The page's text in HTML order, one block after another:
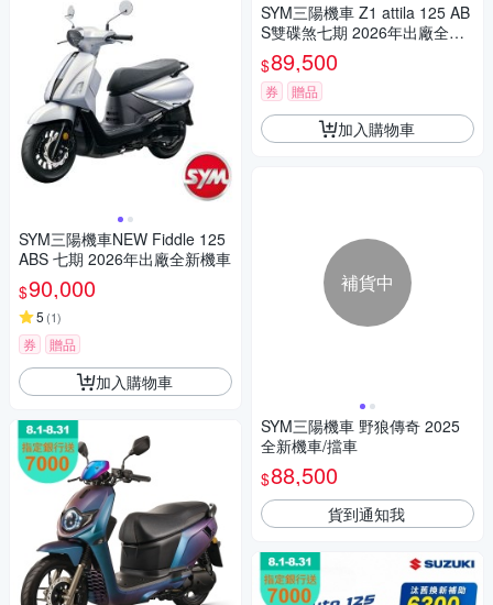
SYM三陽機車NEW Fiddle 125
ABS 七期 2026年出廠全新機車
$90,000
5 (1)
券 贈品
加入購物車
SYM三陽機車 Z1 attila 125 AB
S雙碟煞七期 2026年出廠全新
機車
$89,500
券 贈品
加入購物車
補貨中
SYM三陽機車 野狼傳奇 2025
全新機車/擋車
$88,500
貨到通知我